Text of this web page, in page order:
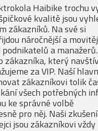
Haibike trochu
kvalitě jsou
zákazníků. Na své si
náročnější a
podnikatelů a
zákazníka, který
za VIP. Naší
zákazníkovi tolik
všech potřebných
ke správné volbě
pro něj. Naši zkušení
jsou zákazníkovi vždy